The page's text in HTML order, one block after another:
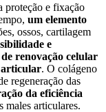
proteção e fixação
um elemento
ossos, cartilagem
e
de renovação celular
articular. O colágeno
regeneração das
da eficiência
males articulares.